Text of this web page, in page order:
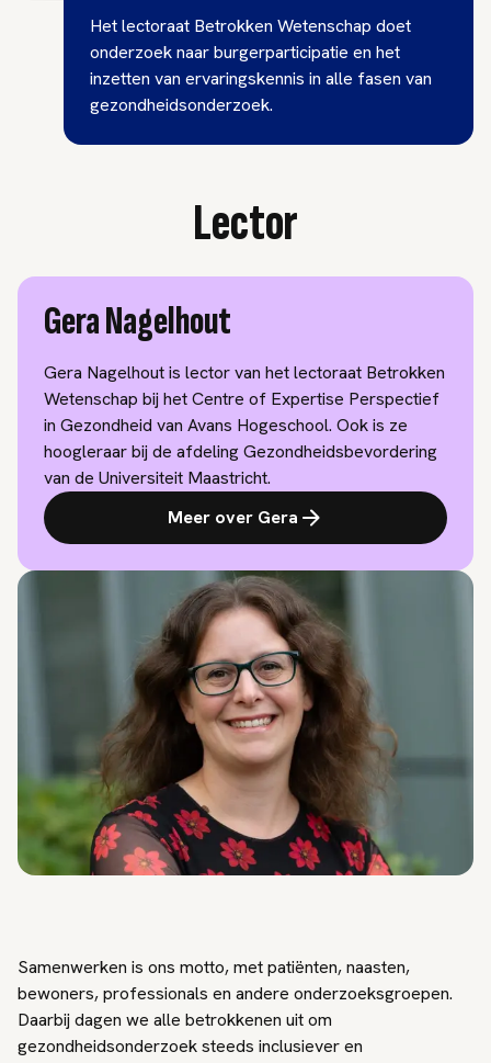
Het lectoraat Betrokken Wetenschap doet
onderzoek naar burgerparticipatie en het
inzetten van ervaringskennis in alle fasen van
gezondheidsonderzoek.
Lector
Gera Nagelhout
Gera Nagelhout is lector van het lectoraat Betrokken
Wetenschap bij het Centre of Expertise Perspectief
in Gezondheid van Avans Hogeschool. Ook is ze
hoogleraar bij de afdeling Gezondheidsbevordering
van de Universiteit Maastricht.
Meer over Gera
Samenwerken is ons motto, met patiënten, naasten,
bewoners, professionals en andere onderzoeksgroepen.
Daarbij dagen we alle betrokkenen uit om
gezondheidsonderzoek steeds inclusiever en